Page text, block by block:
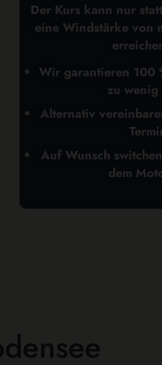
Der Kurs kann nur
eine Windstärke von
Wir garantieren 100
zu
Alternativ
Auf Wunsch
dem